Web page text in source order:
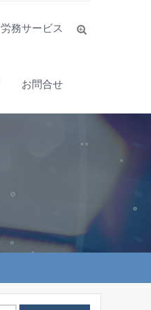
労務サービス
お問合せ